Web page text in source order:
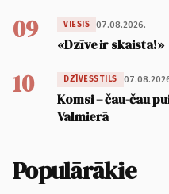
09 VIESIS 07.08.2026.
«Dzīve ir skaista!»
10 DZĪVESSTILS
Komsi – čau-čau
Valmierā
Populārākie